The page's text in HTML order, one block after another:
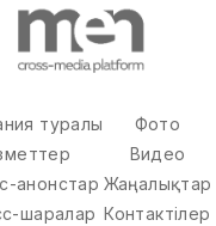
туралы
анонстар
шаралар
Фото
Видео
Жаңалықтар
Контактілер